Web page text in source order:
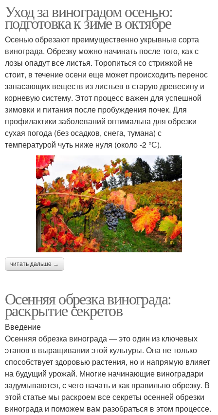
Уход за виноградом осенью:
подготовка к зиме в октябре
Осенью обрезают преимущественно укрывные сорта
винограда. Обрезку можно начинать после того, как с
лозы опадут все листья. Торопиться со стрижкой не
стоит, в течение осени еще может происходить перенос
запасающих веществ из листьев в старую древесину и
корневую систему. Этот процесс важен для успешной
зимовки и питания после пробуждения почек. Для
профилактики заболеваний оптимальна для обрезки
сухая погода (без осадков, снега, тумана) с
температурой чуть ниже нуля (около -2 °С).
читать дальше →
Осенняя обрезка винограда:
раскрытие секретов
Введение
Осенняя обрезка винограда — это один из ключевых
этапов в выращивании этой культуры. Она не только
способствует здоровью растения, но и напрямую влияет
на будущий урожай. Многие начинающие виноградари
задумываются, с чего начать и как правильно обрезку. В
этой статье мы раскроем все секреты осенней обрезки
винограда и поможем вам разобраться в этом процессе.